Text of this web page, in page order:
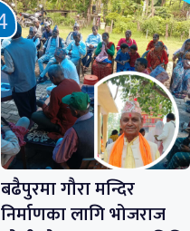
बढैपुरमा गौरा मन्दिर
निर्माणका लागि भोजराज